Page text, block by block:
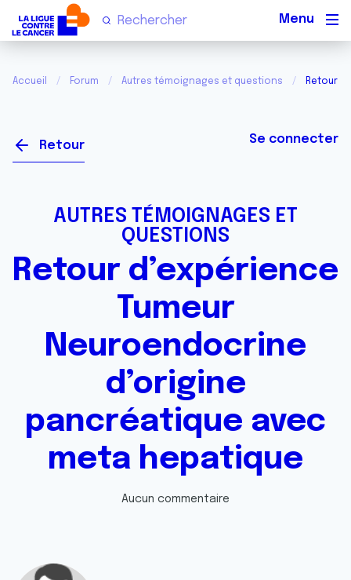
Accueil Forum Autres témoignages et questions Retour
Retour Se connecter
AUTRES TÉMOIGNAGES ET
QUESTIONS
Retour d’expérience
Tumeur
Neuroendocrine
d’origine
pancréatique avec
meta hepatique
Aucun commentaire